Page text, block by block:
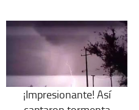
¡Impresionante! Así